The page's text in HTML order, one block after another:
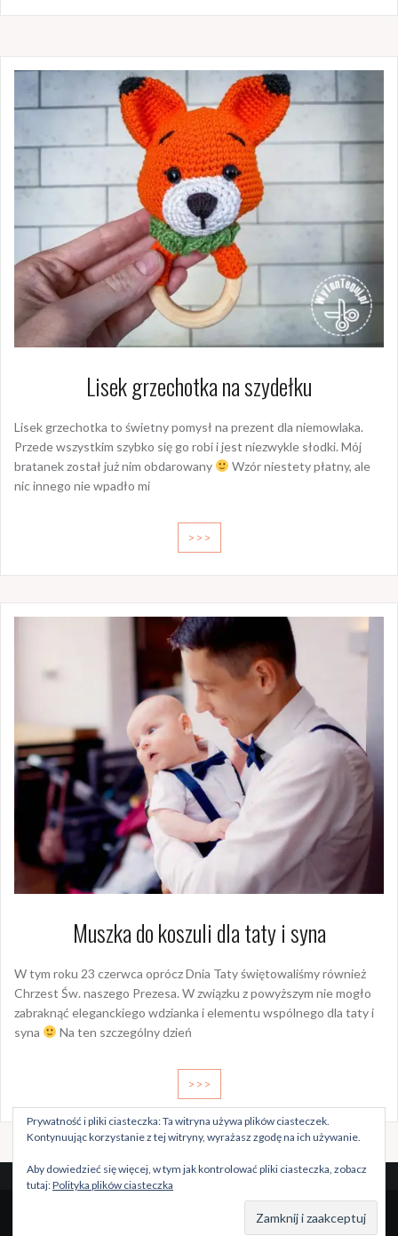
Lisek grzechotka na szydełku
Lisek grzechotka to świetny pomysł na prezent dla niemowlaka.
Przede wszystkim szybko się go robi i jest niezwykle słodki. Mój
bratanek został już nim obdarowany
Wzór niestety płatny, ale
nic innego nie wpadło mi
>>>
Muszka do koszuli dla taty i syna
W tym roku 23 czerwca oprócz Dnia Taty świętowaliśmy również
Chrzest Św. naszego Prezesa. W związku z powyższym nie mogło
zabraknąć eleganckiego wdzianka i elementu wspólnego dla taty i
syna
Na ten szczególny dzień
>>>
Szablon: Oriaby
Prywatność i pliki ciasteczka: Ta witryna używa plików ciasteczek.
Kontynuując korzystanie z tej witryny, wyrażasz zgodę na ich używanie.
Aby dowiedzieć się więcej, w tym jak kontrolować pliki ciasteczka, zobacz
tutaj:Polityka plików ciasteczka